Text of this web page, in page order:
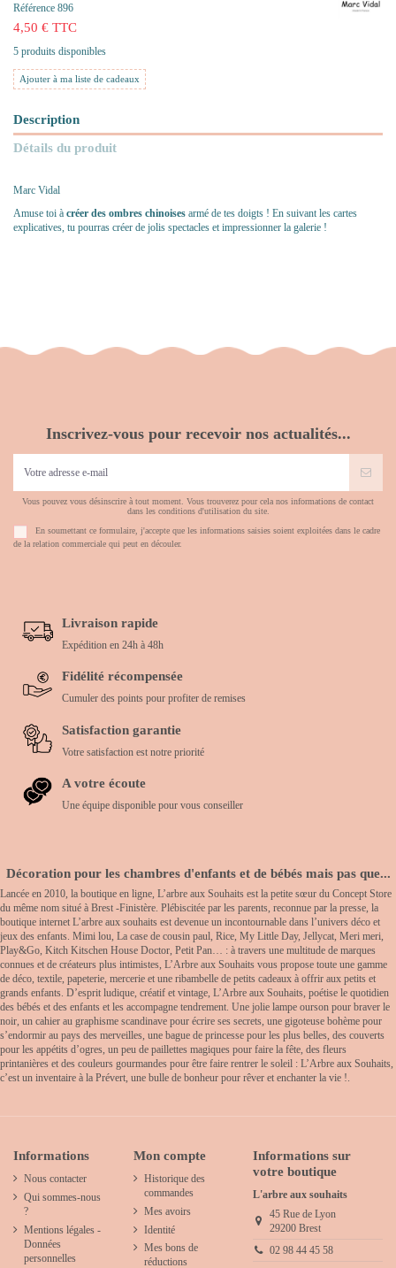
Référence 896
4,50 € TTC
5 produits disponibles
Ajouter à ma liste de cadeaux
Description
Détails du produit
Marc Vidal
Amuse toi à créer des ombres chinoises armé de tes doigts ! En suivant les cartes
explicatives, tu pourras créer de jolis spectacles et impressionner la galerie !
Inscrivez-vous pour recevoir nos actualités...
Vous pouvez vous désinscrire à tout moment. Vous trouverez pour cela nos informations de contact
dans les conditions d'utilisation du site.
En soumettant ce formulaire, j'accepte que les informations saisies soient exploitées dans le cadre
de la relation commerciale qui peut en découler.
Livraison rapide
Expédition en 24h à 48h
Fidélité récompensée
Cumuler des points pour profiter de remises
Satisfaction garantie
Votre satisfaction est notre priorité
A votre écoute
Une équipe disponible pour vous conseiller
Décoration pour les chambres d'enfants et de bébés mais pas que...
Lancée en 2010, la boutique en ligne, L’arbre aux Souhaits est la petite sœur du Concept Store
du même nom situé à Brest -Finistère. Plébiscitée par les parents, reconnue par la presse, la
boutique internet L’arbre aux souhaits est devenue un incontournable dans l’univers déco et
jeux des enfants. Mimi lou, La case de cousin paul, Rice, My Little Day, Jellycat, Meri meri,
Play&Go, Kitch Kitschen House Doctor, Petit Pan… : à travers une multitude de marques
connues et de créateurs plus intimistes, L’Arbre aux Souhaits vous propose toute une gamme
de déco, textile, papeterie, mercerie et une ribambelle de petits cadeaux à offrir aux petits et
grands enfants. D’esprit ludique, créatif et vintage, L’Arbre aux Souhaits, poétise le quotidien
des bébés et des enfants et les accompagne tendrement. Une jolie lampe ourson pour braver le
noir, un cahier au graphisme scandinave pour écrire ses secrets, une gigoteuse bohème pour
s’endormir au pays des merveilles, une bague de princesse pour les plus belles, des couverts
pour les appétits d’ogres, un peu de paillettes magiques pour faire la fête, des fleurs
printanières et des couleurs gourmandes pour être faire rentrer le soleil : L’Arbre aux Souhaits,
c’est un inventaire à la Prévert, une bulle de bonheur pour rêver et enchanter la vie !.
Informations
Nous contacter
Qui sommes-nous
?
Mentions légales -
Données
personnelles
Mon compte
Historique des
commandes
Mes avoirs
Identité
Mes bons de
réductions
Informations sur
votre boutique
L'arbre aux souhaits
45 Rue de Lyon
29200 Brest
02 98 44 45 58